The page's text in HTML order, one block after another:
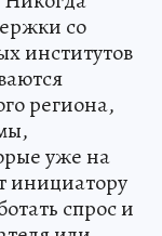
со
институтов
региона,
уже на
инициатору
спрос и